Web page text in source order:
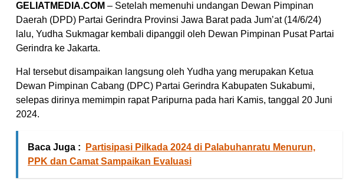
GELIATMEDIA.COM – Setelah memenuhi undangan Dewan Pimpinan
Daerah (DPD) Partai Gerindra Provinsi Jawa Barat pada Jum’at (14/6/24)
lalu, Yudha Sukmagar kembali dipanggil oleh Dewan Pimpinan Pusat Partai
Gerindra ke Jakarta.
Hal tersebut disampaikan langsung oleh Yudha yang merupakan Ketua
Dewan Pimpinan Cabang (DPC) Partai Gerindra Kabupaten Sukabumi,
selepas dirinya memimpin rapat Paripurna pada hari Kamis, tanggal 20 Juni
2024.
Baca Juga :
Partisipasi Pilkada 2024 di Palabuhanratu Menurun,
PPK dan Camat Sampaikan Evaluasi